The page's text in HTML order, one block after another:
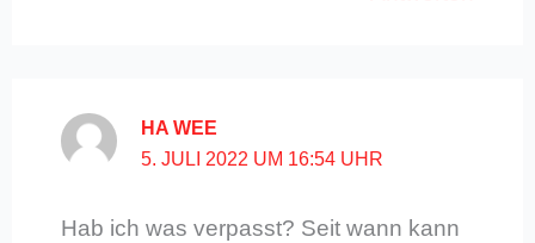
HA WEE
5. JULI 2022 UM 16:54 UHR
Hab ich was verpasst? Seit wann kann